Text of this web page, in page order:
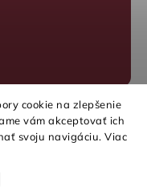
cookie na zlepšenie
vám akceptovať ich
svoju navigáciu. Viac